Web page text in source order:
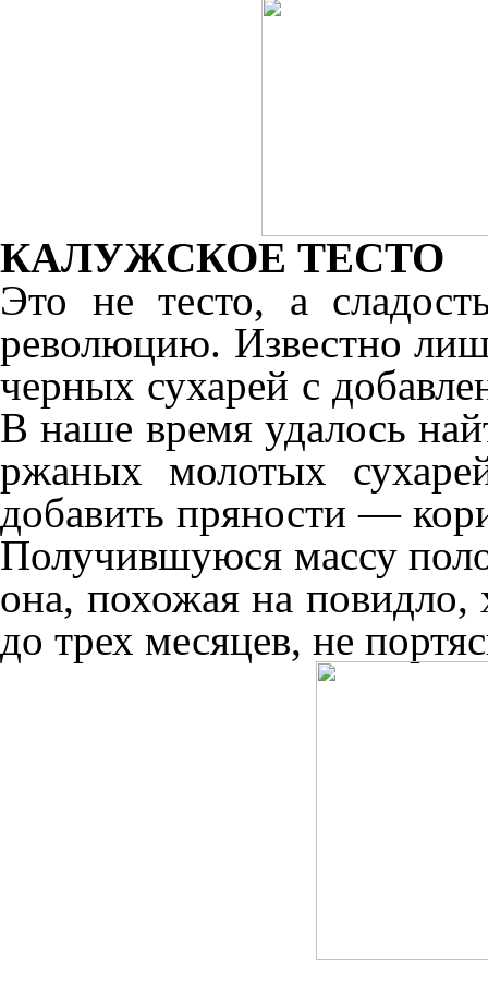
КАЛУЖСКОЕ ТЕСТО
Это не тесто, а
революцию. Известно
черных сухарей с
В наше время удалось
ржаных молотых
добавить пряности —
Получившуюся массу
она, похожая на
до трех месяцев, не